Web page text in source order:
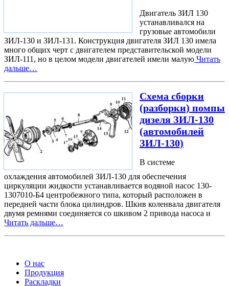
Двигатель ЗИЛ 130
устанавливался на
грузовые автомобили
ЗИЛ-130 и ЗИЛ-131. Конструкция двигателя ЗИЛ 130 имела
много общих черт с двигателем представительской модели
ЗИЛ-111, но в целом модели двигателей имели малую Читать
дальше…
Схема сборки
(разборки) помпы
дизеля ЗИЛ-130
(автомобилей
ЗИЛ-130)
В системе
охлаждения автомобилей ЗИЛ-130 для обеспечения
циркуляции жидкости устанавливается водяной насос 130-
1307010-Б4 центробежного типа, который расположен в
передней части блока цилиндров. Шкив коленвала двигателя
двумя ремнями соединяется со шкивом 2 привода насоса и
Читать дальше…
О нас
Продукция
Раскладки